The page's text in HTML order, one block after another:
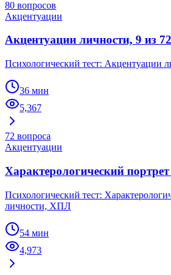
80 вопросов
Акцентуации
Акцентуации личности, 9 из 72
Психологический тест: Акцентуации
36 мин
5,367
72 вопроса
Акцентуации
Характерологический
Психологический тест:
личности, ХПЛ
54 мин
4,973